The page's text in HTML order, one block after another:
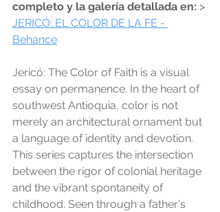
completo y la galería detallada en: >
JERICÓ: EL COLOR DE LA FE -
Behance
Jericó: The Color of Faith is a visual
essay on permanence. In the heart of
southwest Antioquia, color is not
merely an architectural ornament but
a language of identity and devotion.
This series captures the intersection
between the rigor of colonial heritage
and the vibrant spontaneity of
childhood. Seen through a father's